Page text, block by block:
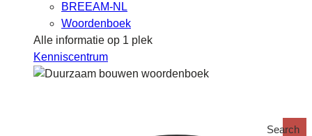
BREEAM-NL
Woordenboek
Alle informatie op 1 plek
Kenniscentrum
Search